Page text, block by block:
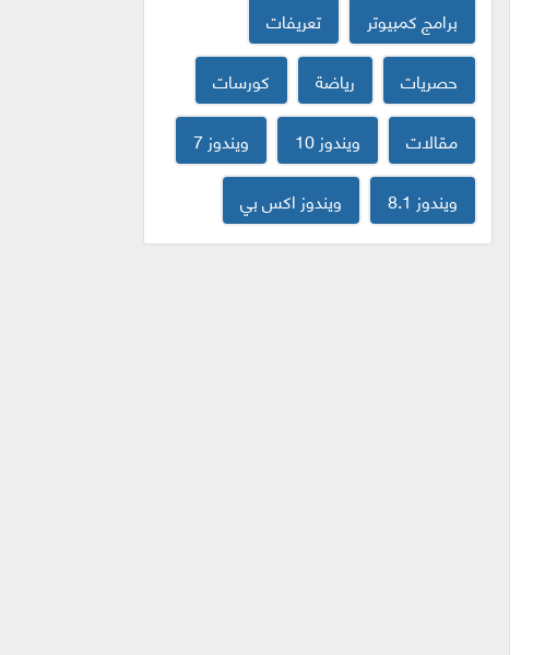
برامج كمبيوتر
تعريفات
حصريات
رياضة
كورسات
مقالات
ويندوز 10
ويندوز 7
ويندوز 8.1
ويندوز اكس بي